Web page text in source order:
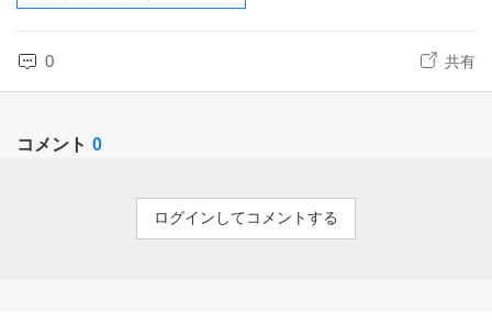
0 共有
コメント 0
ログインしてコメントする